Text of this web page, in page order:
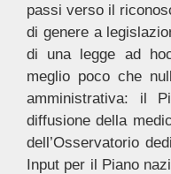
passi verso il
di genere a
di una legge ad
meglio poco che
amministrativa: il
diffusione della
dell’Osservatorio
Input per il Piano